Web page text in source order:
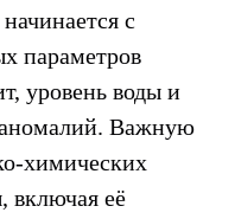
с
параметров
уровень воды и
аномалий. Важную
химических
включая её